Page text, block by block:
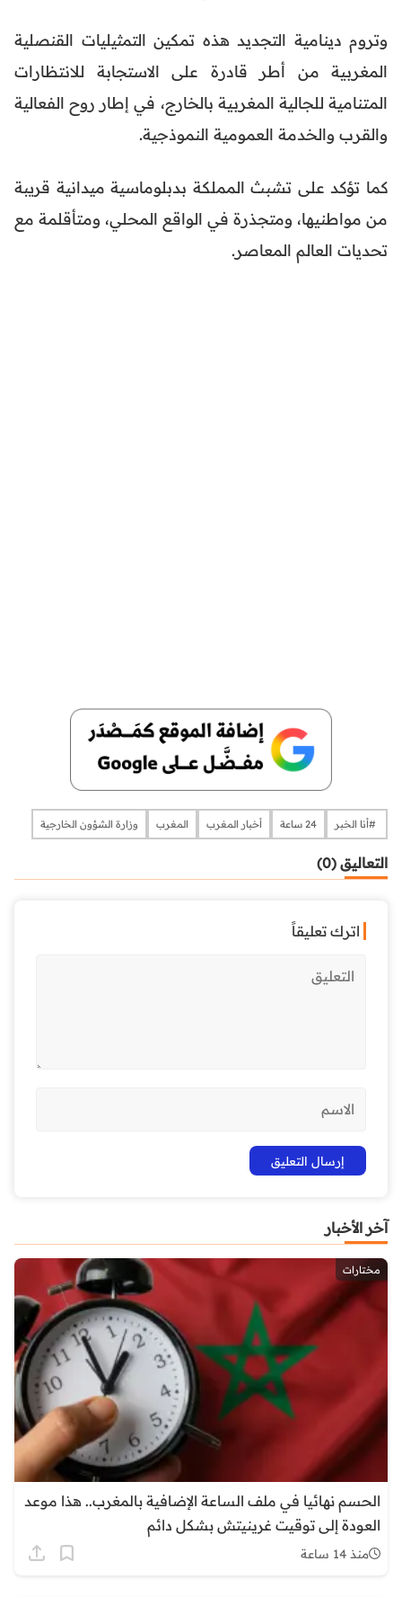
وتروم دينامية التجديد هذه تمكين التمثيليات القنصلية
المغربية من أطر قادرة على الاستجابة للانتظارات
المتنامية للجالية المغربية بالخارج، في إطار روح الفعالية
والقرب والخدمة العمومية النموذجية.
كما تؤكد على تشبث المملكة بدبلوماسية ميدانية قريبة
من مواطنيها، ومتجذرة في الواقع المحلي، ومتأقلمة مع
تحديات العالم المعاصر.
​​​​​​​​ #أنا الخبر 24 ساعة أخبار المغرب المغرب وزارة الشؤون الخارجية
التعاليق (0)
اترك تعليقاً
آخر الأخبار
مختارات
الحسم نهائيا في ملف الساعة الإضافية بالمغرب.. هذا موعد
العودة إلى توقيت غرينيتش بشكل دائم
منذ 14 ساعة